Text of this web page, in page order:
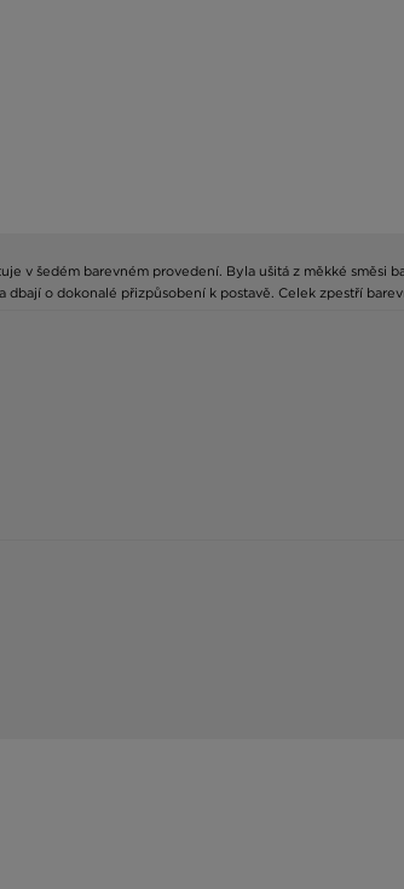
v šedém barevném provedení. Byla ušitá z měkké směsi
o dokonalé přizpůsobení k postavě. Celek zpestří